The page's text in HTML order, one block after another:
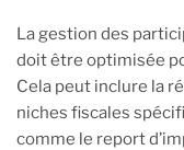
La gestion des
doit être optimisée
Cela peut inclure la
niches fiscales
comme le report